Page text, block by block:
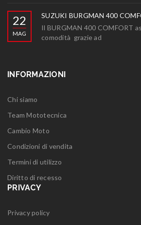
22
MAG
SUZUKI BURGMAN 400
Il BURGMAN 400 COMFORT
comodità grazie ad
INFORMAZIONI
Chi siamo
Team Mototecnica
Cambio Moto
Condizioni di vendita
Termini di utilizzo
Diritto di recesso
PRIVACY
Privacy policy